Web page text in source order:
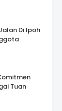
Di Ipoh
Tuan